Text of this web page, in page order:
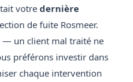
votre dernière
de fuite Rosmeer.
— un client mal traité ne
préférons investir dans
chaque intervention